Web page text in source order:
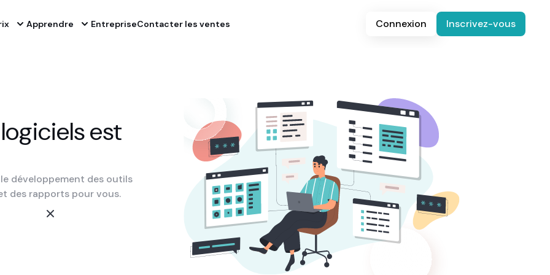
Apprendre EntrepriseContacter les ventes Connexion Inscrivez-vous
est
développement des outils
des rapports pour vous.